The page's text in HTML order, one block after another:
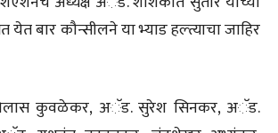
येत बार कौन्सीलने या भ्याड हल्त्याचा जाहिर
कुवळेकर, अॅड. सुरेश सिनकर, अॅड.